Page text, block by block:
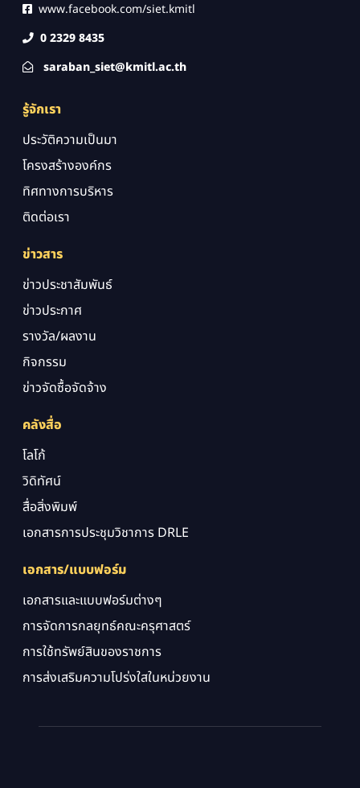
www.facebook.com/siet.kmitl
0 2329 8435
saraban_siet@kmitl.ac.th
รู้จักเรา
ประวัติความเป็นมา
โครงสร้างองค์กร
ทิศทางการบริหาร
ติดต่อเรา
ข่าวสาร
ข่าวประชาสัมพันธ์
ข่าวประกาศ
รางวัล/ผลงาน
กิจกรรม
ข่าวจัดซื้อจัดจ้าง
คลังสื่อ
โลโก้
วิดิทัศน์
สื่อสิ่งพิมพ์
เอกสารการประชุมวิชาการ DRLE
เอกสาร/แบบฟอร์ม
เอกสารและแบบฟอร์มต่างๆ
การจัดการกลยุทธ์คณะครุศาสตร์
การใช้ทรัพย์สินของราชการ
การส่งเสริมความโปร่งใสในหน่วยงาน